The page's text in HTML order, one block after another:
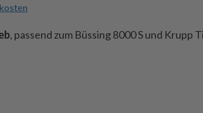
, passend zum Büssing 8000 S und Krupp